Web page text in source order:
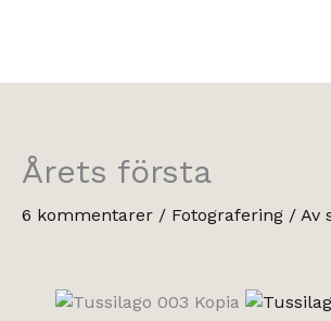
Årets första
6 kommentarer / Fotografering / Av